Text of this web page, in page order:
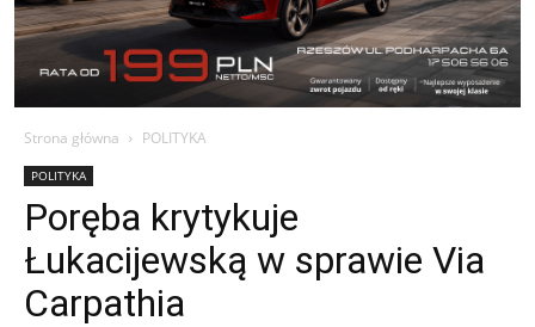
Strona główna POLITYKA
POLITYKA
Poręba krytykuje
Łukacijewską w sprawie Via
Carpathia